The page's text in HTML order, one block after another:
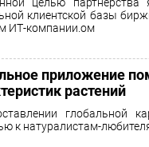
клиентской базы
ИТ-компании.ом
приложение
растений
глобальной
к натуралистам-